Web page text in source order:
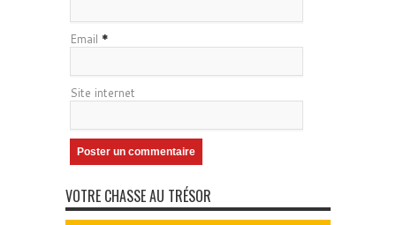
Email *
Site internet
VOTRE CHASSE AU TRÉSOR